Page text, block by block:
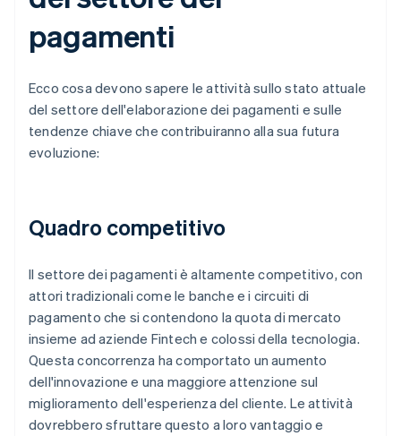
pagamenti
Ecco cosa devono sapere le attività sullo stato attuale
del settore dell'elaborazione dei pagamenti e sulle
tendenze chiave che contribuiranno alla sua futura
evoluzione:
Quadro competitivo
Il settore dei pagamenti è altamente competitivo, con
attori tradizionali come le banche e i circuiti di
pagamento che si contendono la quota di mercato
insieme ad aziende Fintech e colossi della tecnologia.
Questa concorrenza ha comportato un aumento
dell'innovazione e una maggiore attenzione sul
miglioramento dell'esperienza del cliente. Le attività
dovrebbero sfruttare questo a loro vantaggio e